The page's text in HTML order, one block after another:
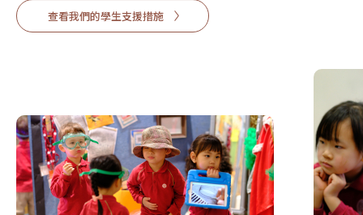
查看我們的學生支援措施